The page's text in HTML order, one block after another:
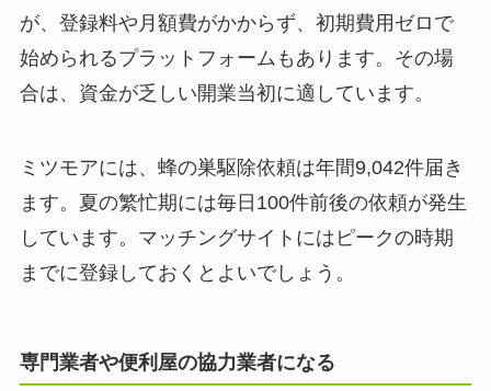
が、登録料や月額費がかからず、初期費用ゼロで
始められるプラットフォームもあります。その場
合は、資金が乏しい開業当初に適しています。
ミツモアには、蜂の巣駆除依頼は年間9,042件届き
ます。夏の繁忙期には毎日100件前後の依頼が発生
しています。マッチングサイトにはピークの時期
までに登録しておくとよいでしょう。
専門業者や便利屋の協力業者になる